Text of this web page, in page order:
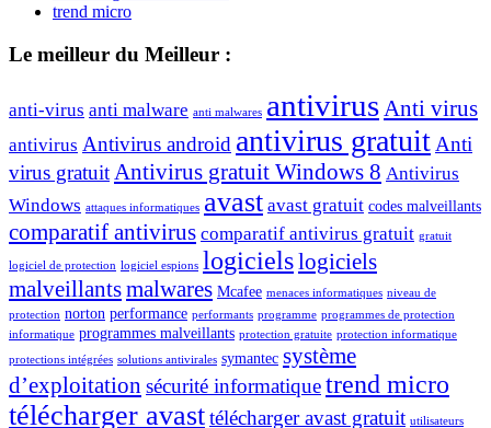
trend micro
Le meilleur du Meilleur :
anti-virus anti malware anti malwares antivirus Anti virus
antivirus Antivirus android antivirus gratuit Anti
virus gratuit Antivirus gratuit Windows 8 Antivirus
Windows attaques informatiques avast avast gratuit codes malveillants
comparatif antivirus comparatif antivirus gratuit gratuit
logiciel de protection logiciel espions logicielslogiciels
malveillantsmalwares Mcafee menaces informatiques niveau de
protection norton performance performants programme programmes de protection
informatique programmes malveillants protection gratuite protection informatique
protections intégrées solutions antivirales symantec système
d’exploitation sécurité informatiquetrend micro
télécharger avasttélécharger avast gratuit utilisateurs